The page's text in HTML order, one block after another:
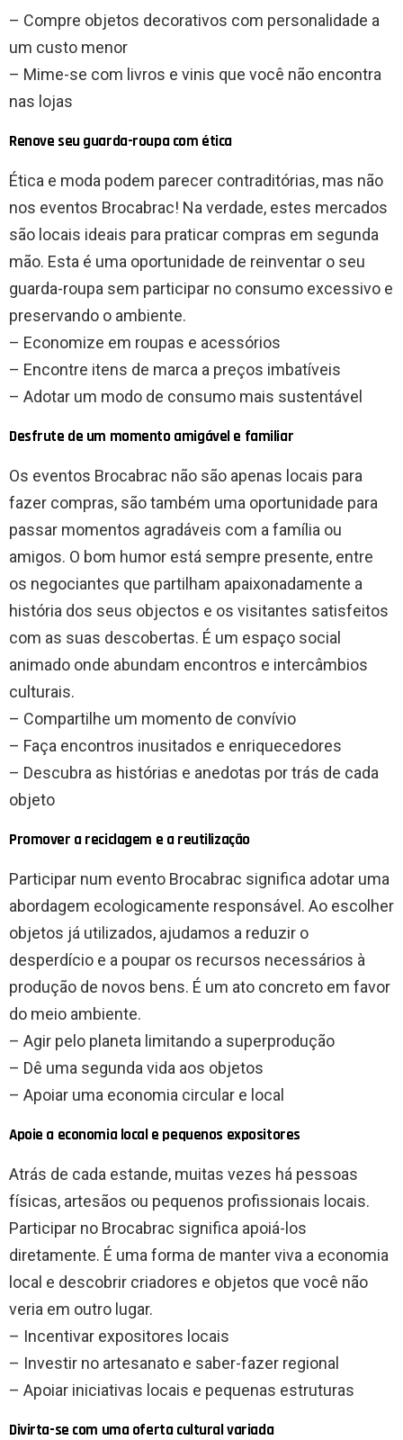
– Compre objetos decorativos com personalidade a
um custo menor
– Mime-se com livros e vinis que você não encontra
nas lojas
Renove seu guarda-roupa com ética
Ética e moda podem parecer contraditórias, mas não
nos eventos Brocabrac! Na verdade, estes mercados
são locais ideais para praticar compras em segunda
mão. Esta é uma oportunidade de reinventar o seu
guarda-roupa sem participar no consumo excessivo e
preservando o ambiente.
– Economize em roupas e acessórios
– Encontre itens de marca a preços imbatíveis
– Adotar um modo de consumo mais sustentável
Desfrute de um momento amigável e familiar
Os eventos Brocabrac não são apenas locais para
fazer compras, são também uma oportunidade para
passar momentos agradáveis ​​com a família ou
amigos. O bom humor está sempre presente, entre
os negociantes que partilham apaixonadamente a
história dos seus objectos e os visitantes satisfeitos
com as suas descobertas. É um espaço social
animado onde abundam encontros e intercâmbios
culturais.
– Compartilhe um momento de convívio
– Faça encontros inusitados e enriquecedores
– Descubra as histórias e anedotas por trás de cada
objeto
Promover a reciclagem e a reutilização
Participar num evento Brocabrac significa adotar uma
abordagem ecologicamente responsável. Ao escolher
objetos já utilizados, ajudamos a reduzir o
desperdício e a poupar os recursos necessários à
produção de novos bens. É um ato concreto em favor
do meio ambiente.
– Agir pelo planeta limitando a superprodução
– Dê uma segunda vida aos objetos
– Apoiar uma economia circular e local
Apoie a economia local e pequenos expositores
Atrás de cada estande, muitas vezes há pessoas
físicas, artesãos ou pequenos profissionais locais.
Participar no Brocabrac significa apoiá-los
diretamente. É uma forma de manter viva a economia
local e descobrir criadores e objetos que você não
veria em outro lugar.
– Incentivar expositores locais
– Investir no artesanato e saber-fazer regional
– Apoiar iniciativas locais e pequenas estruturas
Divirta-se com uma oferta cultural variada